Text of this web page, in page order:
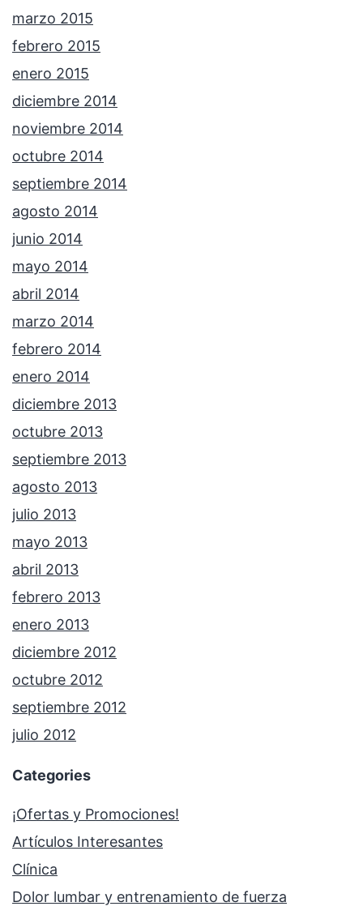
marzo 2015
febrero 2015
enero 2015
diciembre 2014
noviembre 2014
octubre 2014
septiembre 2014
agosto 2014
junio 2014
mayo 2014
abril 2014
marzo 2014
febrero 2014
enero 2014
diciembre 2013
octubre 2013
septiembre 2013
agosto 2013
julio 2013
mayo 2013
abril 2013
febrero 2013
enero 2013
diciembre 2012
octubre 2012
septiembre 2012
julio 2012
Categories
¡Ofertas y Promociones!
Artículos Interesantes
Clínica
Dolor lumbar y entrenamiento de fuerza